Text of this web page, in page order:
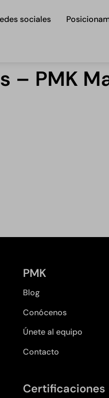
sociales
– PMK
PMK
Blog
Conócenos
Únete al equipo
Contacto
Certificaciones